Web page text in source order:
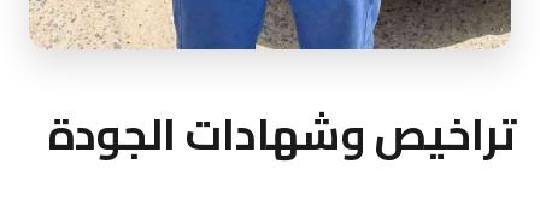
تراخيص وشهادات الجودة